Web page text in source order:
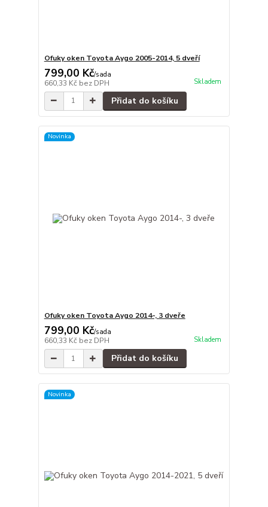
Ofuky oken Toyota Aygo 2005-2014, 5 dveří
799,00 Kč/sada
660,33 Kč bez DPH Skladem
Přidat do košíku
Novinka
Ofuky oken Toyota Aygo 2014-, 3 dveře
799,00 Kč/sada
660,33 Kč bez DPH Skladem
Přidat do košíku
Novinka